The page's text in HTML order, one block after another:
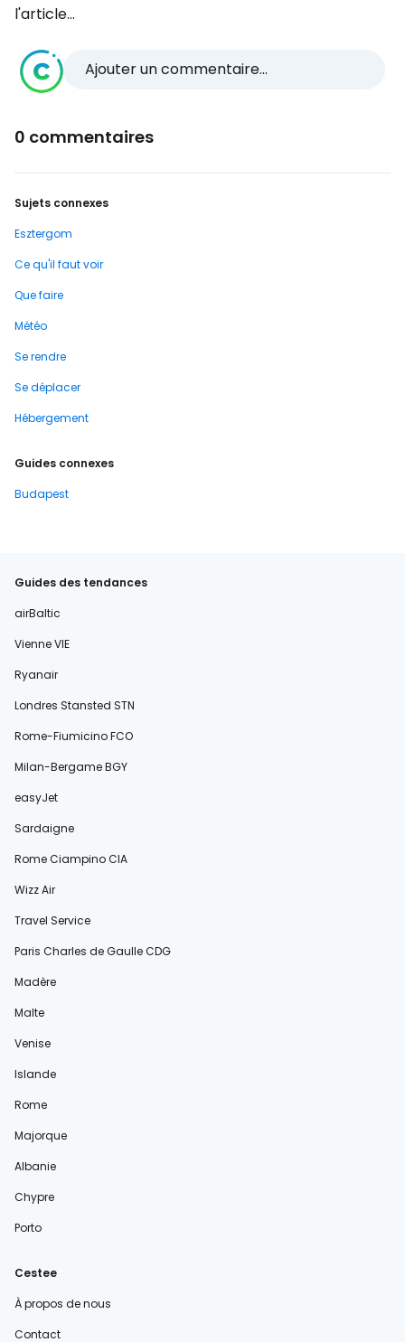
l'article...
Ajouter un commentaire...
0 commentaires
Sujets connexes
Esztergom
Ce qu'il faut voir
Que faire
Météo
Se rendre
Se déplacer
Hébergement
Guides connexes
Budapest
Guides des tendances
airBaltic
Vienne VIE
Ryanair
Londres Stansted STN
Rome-Fiumicino FCO
Milan-Bergame BGY
easyJet
Sardaigne
Rome Ciampino CIA
Wizz Air
Travel Service
Paris Charles de Gaulle CDG
Madère
Malte
Venise
Islande
Rome
Majorque
Albanie
Chypre
Porto
Cestee
À propos de nous
Contact